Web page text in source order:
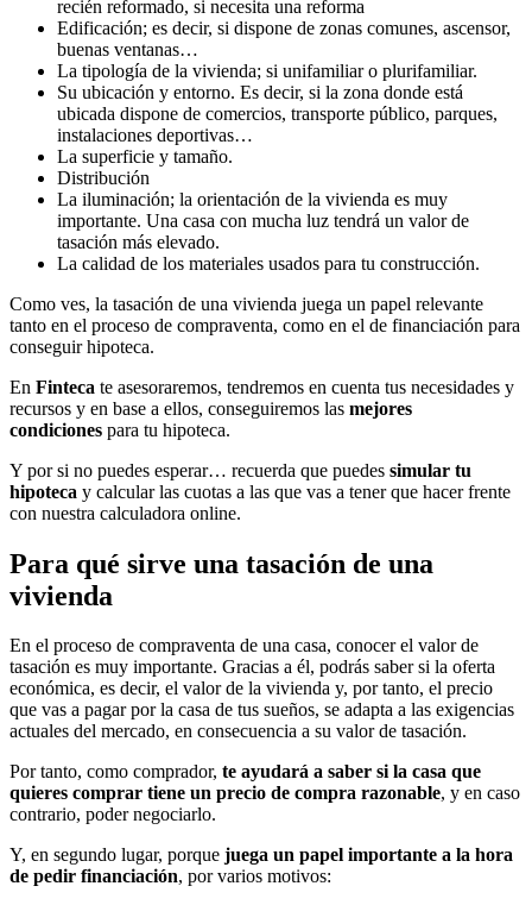
recién reformado, si necesita una reforma
Edificación; es decir, si dispone de zonas comunes, ascensor,
buenas ventanas…
La tipología de la vivienda; si unifamiliar o plurifamiliar.
Su ubicación y entorno. Es decir, si la zona donde está
ubicada dispone de comercios, transporte público, parques,
instalaciones deportivas…
La superficie y tamaño.
Distribución
La iluminación; la orientación de la vivienda es muy
importante. Una casa con mucha luz tendrá un valor de
tasación más elevado.
La calidad de los materiales usados para tu construcción.
Como ves, la tasación de una vivienda juega un papel relevante
tanto en el proceso de compraventa, como en el de financiación para
conseguir hipoteca.
En Finteca te asesoraremos, tendremos en cuenta tus necesidades y
recursos y en base a ellos, conseguiremos las mejores
condiciones para tu hipoteca.
Y por si no puedes esperar… recuerda que puedes simular tu
hipoteca y calcular las cuotas a las que vas a tener que hacer frente
con nuestra calculadora online.
Para qué sirve una tasación de una
vivienda
En el proceso de compraventa de una casa, conocer el valor de
tasación es muy importante. Gracias a él, podrás saber si la oferta
económica, es decir, el valor de la vivienda y, por tanto, el precio
que vas a pagar por la casa de tus sueños, se adapta a las exigencias
actuales del mercado, en consecuencia a su valor de tasación.
Por tanto, como comprador, te ayudará a saber si la casa que
quieres comprar tiene un precio de compra razonable, y en caso
contrario, poder negociarlo.
Y, en segundo lugar, porque juega un papel importante a la hora
de pedir financiación, por varios motivos: